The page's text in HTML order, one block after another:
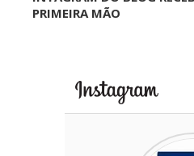
PRIMEIRA MÃO